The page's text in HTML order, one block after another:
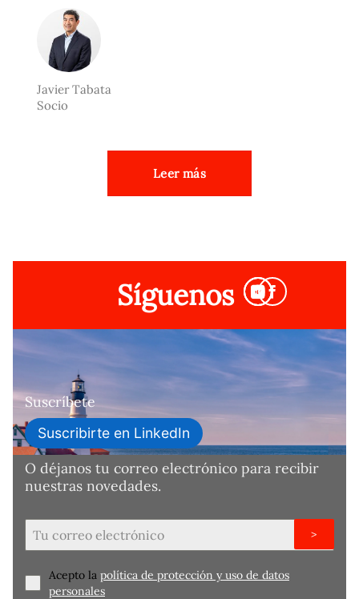
Javier Tabata
Socio
Leer más
Síguenos
Suscríbete
Suscribirte en LinkedIn
O déjanos tu correo electrónico para recibir
nuestras novedades.
Acepto la política de protección y uso de datos
personales
>